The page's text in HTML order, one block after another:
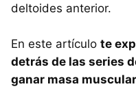
deltoides anterior.
En este artículo te
detrás de las series
ganar masa